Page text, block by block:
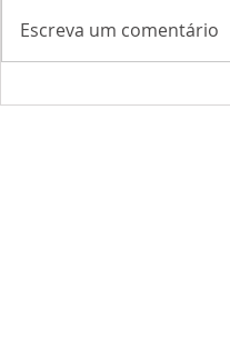
Escreva um comentário